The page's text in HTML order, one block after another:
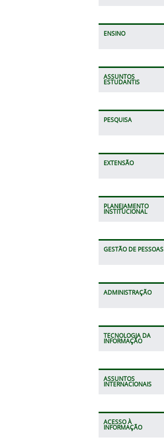
ENSINO
ASSUNTOS
ESTUDANTIS
PESQUISA
EXTENSÃO
PLANEJAMENTO
INSTITUCIONAL
GESTÃO DE PESSOAS
ADMINISTRAÇÃO
TECNOLOGIA DA
INFORMAÇÃO
ASSUNTOS
INTERNACIONAIS
ACESSO À
INFORMAÇÃO